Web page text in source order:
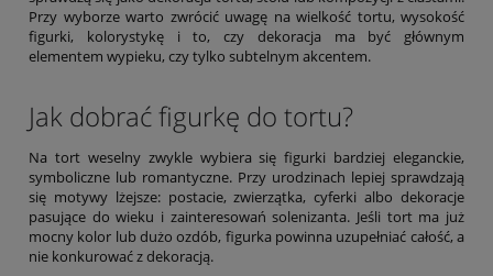
Przy wyborze warto zwrócić uwagę na wielkość tortu, wysokość
figurki, kolorystykę i to, czy dekoracja ma być głównym
elementem wypieku, czy tylko subtelnym akcentem.
Jak dobrać figurkę do tortu?
Na tort weselny zwykle wybiera się figurki bardziej eleganckie,
symboliczne lub romantyczne. Przy urodzinach lepiej sprawdzają
się motywy lżejsze: postacie, zwierzątka, cyferki albo dekoracje
pasujące do wieku i zainteresowań solenizanta. Jeśli tort ma już
mocny kolor lub dużo ozdób, figurka powinna uzupełniać całość, a
nie konkurować z dekoracją.